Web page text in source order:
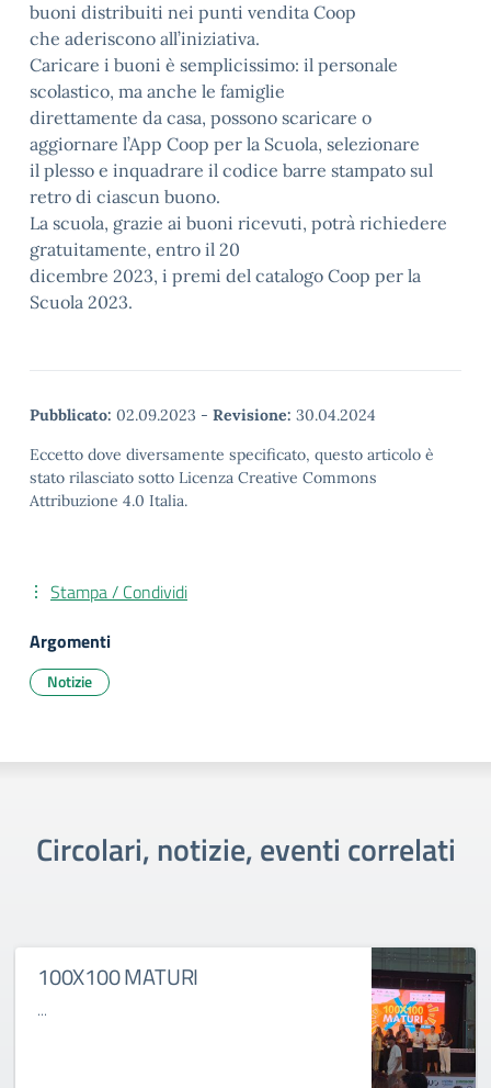
buoni distribuiti nei punti vendita Coop
che aderiscono all’iniziativa.
Caricare i buoni è semplicissimo: il personale
scolastico, ma anche le famiglie
direttamente da casa, possono scaricare o
aggiornare l’App Coop per la Scuola, selezionare
il plesso e inquadrare il codice barre stampato sul
retro di ciascun buono.
La scuola, grazie ai buoni ricevuti, potrà richiedere
gratuitamente, entro il 20
dicembre 2023, i premi del catalogo Coop per la
Scuola 2023.
Pubblicato: 02.09.2023 - Revisione: 30.04.2024
Eccetto dove diversamente specificato, questo articolo è
stato rilasciato sotto Licenza Creative Commons
Attribuzione 4.0 Italia.
Stampa / Condividi
Argomenti
Notizie
Circolari, notizie, eventi correlati
100X100 MATURI
...